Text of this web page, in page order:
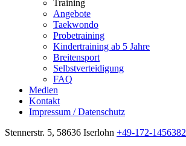
Training
Angebote
Taekwondo
Probetraining
Kindertraining ab 5 Jahre
Breitensport
Selbstverteidigung
FAQ
Medien
Kontakt
Impressum / Datenschutz
Stennerstr. 5, 58636 Iserlohn +49-172-1456382